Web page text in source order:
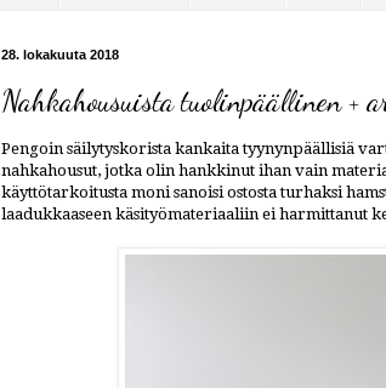
28. lokakuuta 2018
Nahkahousuista tuolinpäällinen +
Pengoin säilytyskorista kankaita tyynynpäällisiä
nahkahousut, jotka olin hankkinut ihan vain
käyttötarkoitusta moni sanoisi ostosta turhaksi
laadukkaaseen käsityömateriaaliin ei harmittanut